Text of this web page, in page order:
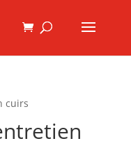
cuirs